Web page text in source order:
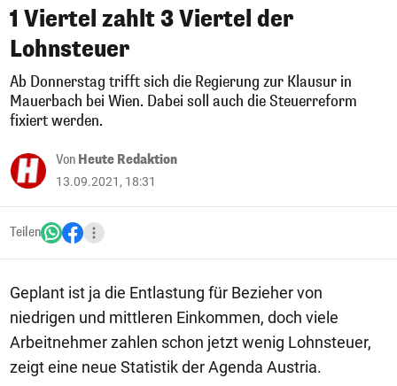
1 Viertel zahlt 3 Viertel der
Lohnsteuer
Ab Donnerstag trifft sich die Regierung zur Klausur in
Mauerbach bei Wien. Dabei soll auch die Steuerreform
fixiert werden.
Von Heute Redaktion
13.09.2021, 18:31
Teilen
Geplant ist ja die Entlastung für Bezieher von
niedrigen und mittleren Einkommen, doch viele
Arbeitnehmer zahlen schon jetzt wenig Lohnsteuer,
zeigt eine neue Statistik der Agenda Austria.